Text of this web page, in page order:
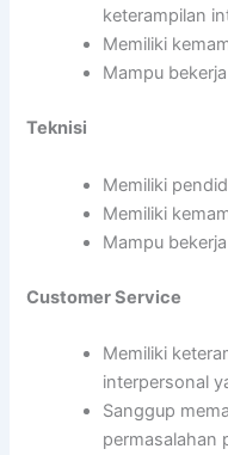
keterampilan
Memiliki
Mampu
Teknisi
Memiliki
Memiliki
Mampu
Customer Service
Memiliki
interpersonal
Sanggup
permasalahan